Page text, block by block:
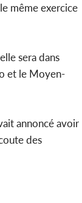
même exercice
sera dans
et le Moyen-
annoncé avoir
des